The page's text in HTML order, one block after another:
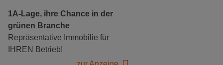
1A-Lage, ihre Chance in der
grünen Branche
Repräsentative Immobilie für
IHREN Betrieb!